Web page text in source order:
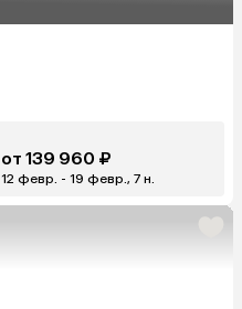
от 139 960 ₽
12 февр. - 19 февр., 7 н.